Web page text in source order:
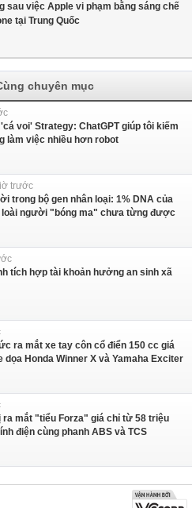
sau việc Apple vi phạm bằng sáng chế
tại Trung Quốc
chuyên mục
voi' Strategy: ChatGPT giúp tôi kiếm
làm việc nhiều hơn robot
trước
trong bộ gen nhân loại: 1% DNA của
loài người "bóng ma" chưa từng được
tích hợp tài khoản hưởng an sinh xã
ra mắt xe tay côn cổ điển 150 cc giá
dọa Honda Winner X và Yamaha Exciter
ra mắt "tiểu Forza" giá chỉ từ 58 triệu
điện cùng phanh ABS và TCS